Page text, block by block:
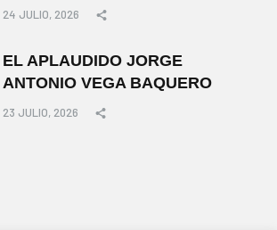
24 JULIO, 2026
EL APLAUDIDO JORGE
ANTONIO VEGA BAQUERO
23 JULIO, 2026